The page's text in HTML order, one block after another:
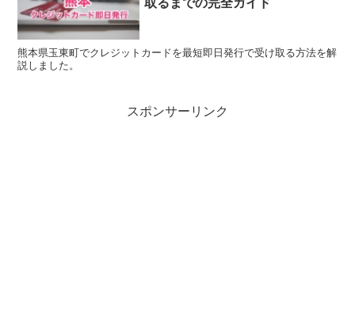
取るまでの完全ガイド
熊本県玉東町でクレジットカードを最短即日発行で受け取る方法を解
説しました。
スポンサーリンク